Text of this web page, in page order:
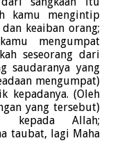
kamu mengintip
keaiban orang;
mengumpat
seseorang dari
saudaranya yang
mengumpat)
kepadanya. (Oleh
yang tersebut)
kepada Allah;
taubat, lagi Maha